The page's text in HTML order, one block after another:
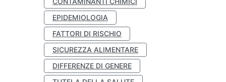
EPIDEMIOLOGIA
FATTORI DI RISCHIO
SICUREZZA ALIMENTARE
DIFFERENZE DI GENERE